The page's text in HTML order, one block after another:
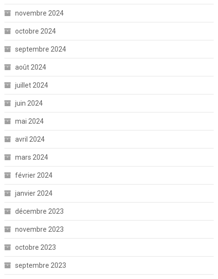
novembre 2024
octobre 2024
septembre 2024
août 2024
juillet 2024
juin 2024
mai 2024
avril 2024
mars 2024
février 2024
janvier 2024
décembre 2023
novembre 2023
octobre 2023
septembre 2023